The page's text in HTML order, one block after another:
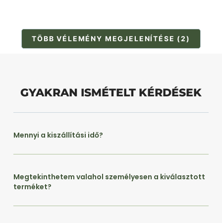
TÖBB VÉLEMÉNY MEGJELENÍTÉSE (2)
GYAKRAN ISMÉTELT KÉRDÉSEK
Mennyi a kiszállítási idő?
Megtekinthetem valahol személyesen a kiválasztott
terméket?